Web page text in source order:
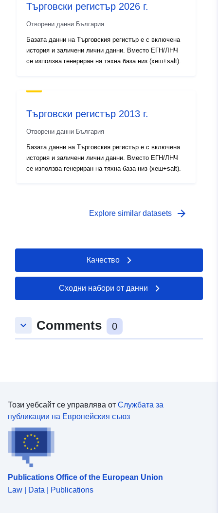
Търговски регистър 2026 г.
Отворени данни България
Базата данни на Търговския регистър e с включена
история и заличени лични данни. Вместо ЕГН/ЛНЧ
се използва генериран на тяхна база низ (хеш+salt).
Търговски регистър 2013 г.
Отворени данни България
Базата данни на Търговския регистър e с включена
история и заличени лични данни. Вместо ЕГН/ЛНЧ
се използва генериран на тяхна база низ (хеш+salt).
Explore similar datasets arrow_forward
Качество
Сходни набори от данни
keyboard_arrow_down Comments 0
Този уебсайт се управлява от Службата за
публикации на Европейския съюз
Publications Office of the European Union
Law | Data | Publications